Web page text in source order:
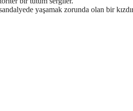
yaşamak zorunda olan bir